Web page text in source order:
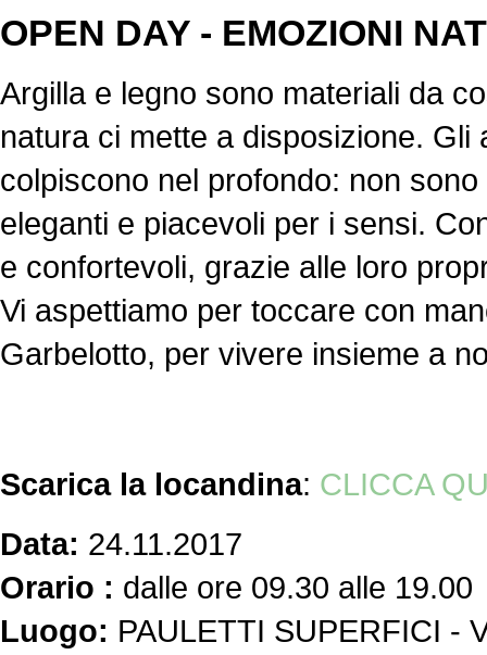
OPEN DAY - EMOZIONI
Argilla e legno sono materiali da
natura ci mette a disposizione.
colpiscono nel profondo: non
eleganti e piacevoli per i sensi.
e confortevoli, grazie alle loro
Vi aspettiamo per toccare con
Garbelotto, per vivere insieme a
Scarica la locandina: CLICCA
Data: 24.11.2017
Orario : dalle ore 09.30 alle 19.00
Luogo: PAULETTI SUPERFICI -